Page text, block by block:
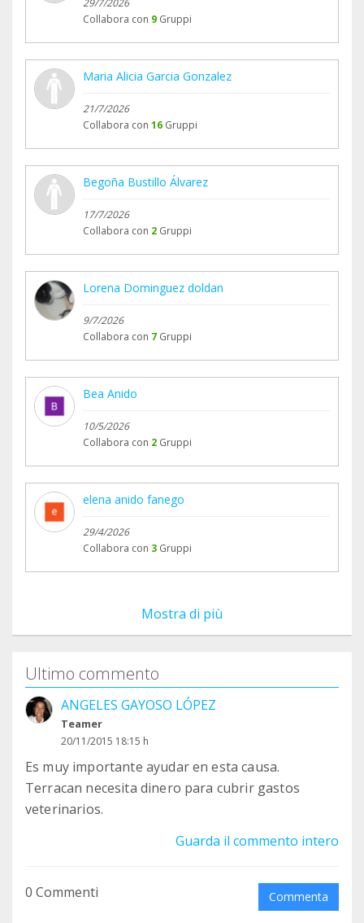
29/7/2026
Collabora con 9 Gruppi
Maria Alicia Garcia Gonzalez
21/7/2026
Collabora con 16 Gruppi
Begoña Bustillo Álvarez
17/7/2026
Collabora con 2 Gruppi
Lorena Dominguez doldan
9/7/2026
Collabora con 7 Gruppi
Bea Anido
10/5/2026
Collabora con 2 Gruppi
elena anido fanego
29/4/2026
Collabora con 3 Gruppi
Mostra di più
Ultimo commento
ANGELES GAYOSO LÓPEZ
Teamer
20/11/2015 18:15 h
Es muy importante ayudar en esta causa.
Terracan necesita dinero para cubrir gastos
veterinarios.
Guarda il commento intero
0 Commenti Commenta